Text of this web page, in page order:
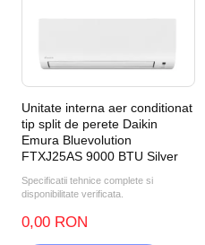
Unitate interna aer conditionat
tip split de perete Daikin
Emura Bluevolution
FTXJ25AS 9000 BTU Silver
Specificatii tehnice complete si
disponibilitate verificata.
0,00 RON